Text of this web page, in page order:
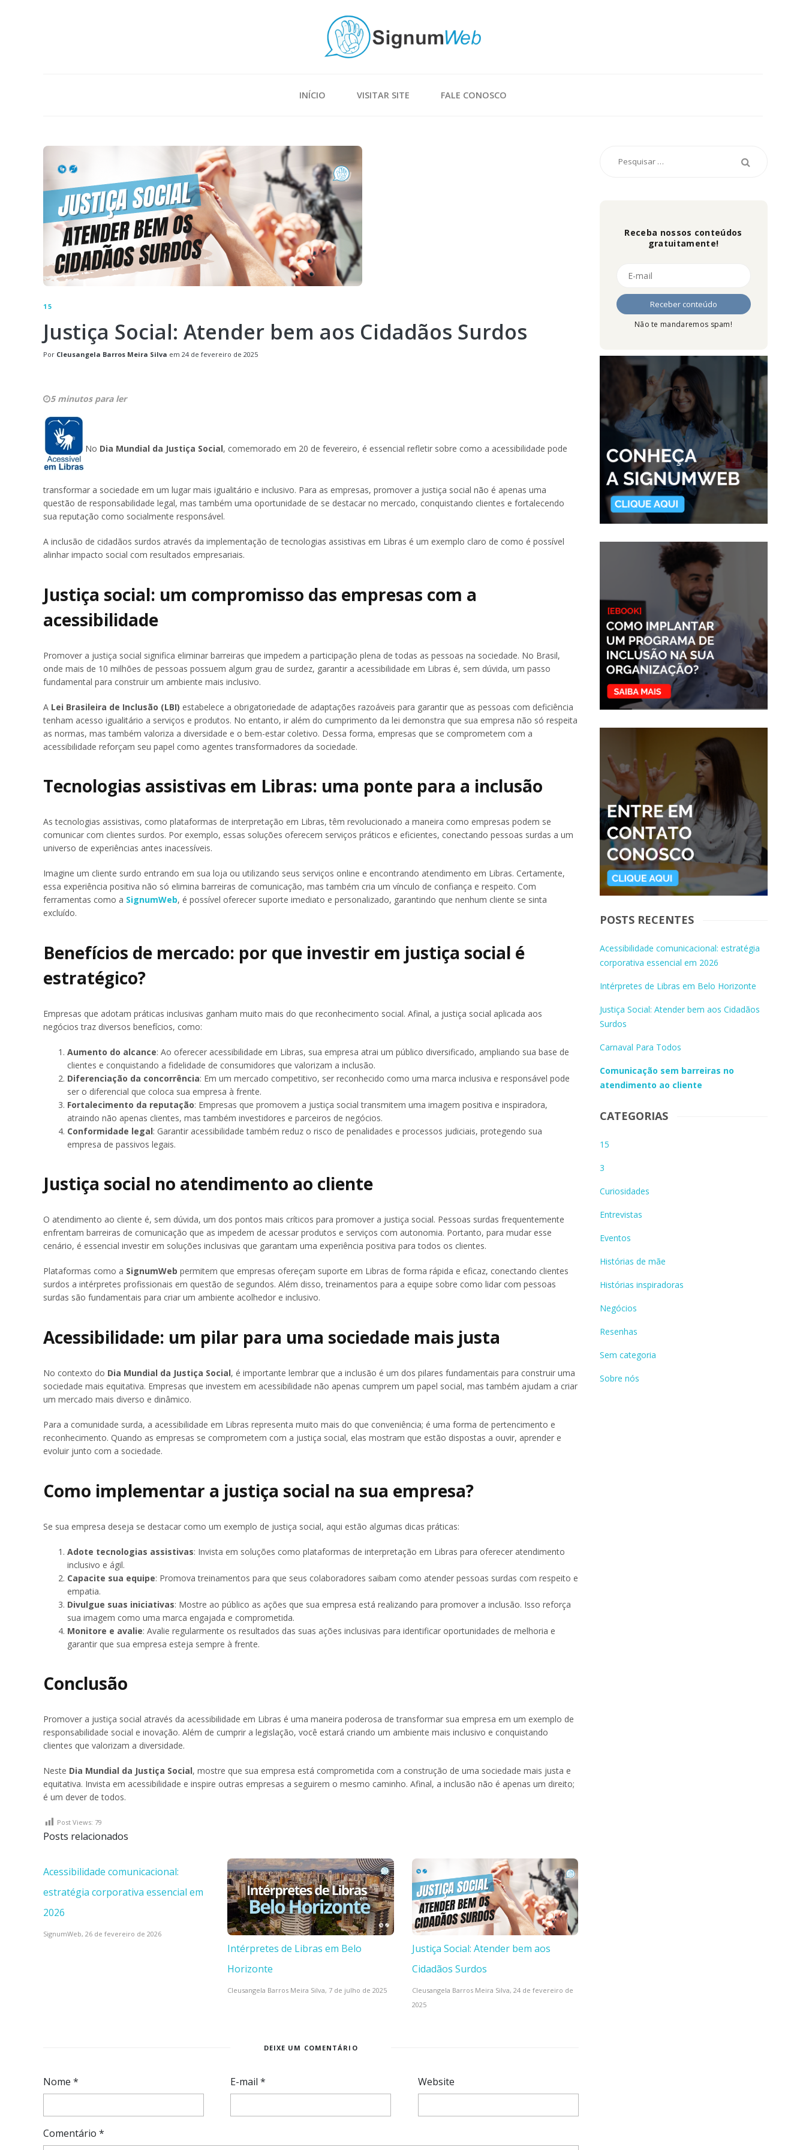
INÍCIO VISITAR SITE FALE CONOSCO
15
Justiça Social: Atender bem aos Cidadãos Surdos
Por Cleusangela Barros Meira Silva em 24 de fevereiro de 2025
5 minutos para ler
No Dia Mundial da Justiça Social, comemorado em 20 de fevereiro, é essencial refletir sobre como a acessibilidade pode
transformar a sociedade em um lugar mais igualitário e inclusivo. Para as empresas, promover a justiça social não é apenas uma
questão de responsabilidade legal, mas também uma oportunidade de se destacar no mercado, conquistando clientes e fortalecendo
sua reputação como socialmente responsável.
A inclusão de cidadãos surdos através da implementação de tecnologias assistivas em Libras é um exemplo claro de como é possível
alinhar impacto social com resultados empresariais.
Justiça social: um compromisso das empresas com a
acessibilidade
Promover a justiça social significa eliminar barreiras que impedem a participação plena de todas as pessoas na sociedade. No Brasil,
onde mais de 10 milhões de pessoas possuem algum grau de surdez, garantir a acessibilidade em Libras é, sem dúvida, um passo
fundamental para construir um ambiente mais inclusivo.
A Lei Brasileira de Inclusão (LBI) estabelece a obrigatoriedade de adaptações razoáveis para garantir que as pessoas com deficiência
tenham acesso igualitário a serviços e produtos. No entanto, ir além do cumprimento da lei demonstra que sua empresa não só respeita
as normas, mas também valoriza a diversidade e o bem-estar coletivo. Dessa forma, empresas que se comprometem com a
acessibilidade reforçam seu papel como agentes transformadores da sociedade.
Tecnologias assistivas em Libras: uma ponte para a inclusão
As tecnologias assistivas, como plataformas de interpretação em Libras, têm revolucionado a maneira como empresas podem se
comunicar com clientes surdos. Por exemplo, essas soluções oferecem serviços práticos e eficientes, conectando pessoas surdas a um
universo de experiências antes inacessíveis.
Imagine um cliente surdo entrando em sua loja ou utilizando seus serviços online e encontrando atendimento em Libras. Certamente,
essa experiência positiva não só elimina barreiras de comunicação, mas também cria um vínculo de confiança e respeito. Com
ferramentas como a SignumWeb, é possível oferecer suporte imediato e personalizado, garantindo que nenhum cliente se sinta
excluído.
Benefícios de mercado: por que investir em justiça social é
estratégico?
Empresas que adotam práticas inclusivas ganham muito mais do que reconhecimento social. Afinal, a justiça social aplicada aos
negócios traz diversos benefícios, como:
Aumento do alcance: Ao oferecer acessibilidade em Libras, sua empresa atrai um público diversificado, ampliando sua base de
clientes e conquistando a fidelidade de consumidores que valorizam a inclusão.
Diferenciação da concorrência: Em um mercado competitivo, ser reconhecido como uma marca inclusiva e responsável pode
ser o diferencial que coloca sua empresa à frente.
Fortalecimento da reputação: Empresas que promovem a justiça social transmitem uma imagem positiva e inspiradora,
atraindo não apenas clientes, mas também investidores e parceiros de negócios.
Conformidade legal: Garantir acessibilidade também reduz o risco de penalidades e processos judiciais, protegendo sua
empresa de passivos legais.
Justiça social no atendimento ao cliente
O atendimento ao cliente é, sem dúvida, um dos pontos mais críticos para promover a justiça social. Pessoas surdas frequentemente
enfrentam barreiras de comunicação que as impedem de acessar produtos e serviços com autonomia. Portanto, para mudar esse
cenário, é essencial investir em soluções inclusivas que garantam uma experiência positiva para todos os clientes.
Plataformas como a SignumWeb permitem que empresas ofereçam suporte em Libras de forma rápida e eficaz, conectando clientes
surdos a intérpretes profissionais em questão de segundos. Além disso, treinamentos para a equipe sobre como lidar com pessoas
surdas são fundamentais para criar um ambiente acolhedor e inclusivo.
Acessibilidade: um pilar para uma sociedade mais justa
No contexto do Dia Mundial da Justiça Social, é importante lembrar que a inclusão é um dos pilares fundamentais para construir uma
sociedade mais equitativa. Empresas que investem em acessibilidade não apenas cumprem um papel social, mas também ajudam a criar
um mercado mais diverso e dinâmico.
Para a comunidade surda, a acessibilidade em Libras representa muito mais do que conveniência; é uma forma de pertencimento e
reconhecimento. Quando as empresas se comprometem com a justiça social, elas mostram que estão dispostas a ouvir, aprender e
evoluir junto com a sociedade.
Como implementar a justiça social na sua empresa?
Se sua empresa deseja se destacar como um exemplo de justiça social, aqui estão algumas dicas práticas:
Adote tecnologias assistivas: Invista em soluções como plataformas de interpretação em Libras para oferecer atendimento
inclusivo e ágil.
Capacite sua equipe: Promova treinamentos para que seus colaboradores saibam como atender pessoas surdas com respeito e
empatia.
Divulgue suas iniciativas: Mostre ao público as ações que sua empresa está realizando para promover a inclusão. Isso reforça
sua imagem como uma marca engajada e comprometida.
Monitore e avalie: Avalie regularmente os resultados das suas ações inclusivas para identificar oportunidades de melhoria e
garantir que sua empresa esteja sempre à frente.
Conclusão
Promover a justiça social através da acessibilidade em Libras é uma maneira poderosa de transformar sua empresa em um exemplo de
responsabilidade social e inovação. Além de cumprir a legislação, você estará criando um ambiente mais inclusivo e conquistando
clientes que valorizam a diversidade.
Neste Dia Mundial da Justiça Social, mostre que sua empresa está comprometida com a construção de uma sociedade mais justa e
equitativa. Invista em acessibilidade e inspire outras empresas a seguirem o mesmo caminho. Afinal, a inclusão não é apenas um direito;
é um dever de todos.
Post Views: 79
Posts relacionados
Acessibilidade comunicacional:
estratégia corporativa essencial em
2026
SignumWeb, 26 de fevereiro de 2026
Intérpretes de Libras em Belo
Horizonte
Cleusangela Barros Meira Silva, 7 de julho de 2025
Justiça Social: Atender bem aos
Cidadãos Surdos
Cleusangela Barros Meira Silva, 24 de fevereiro de
2025
DEIXE UM COMENTÁRIO
Nome * E-mail* Website
Comentário *
Receba nossos conteúdos
gratuitamente!
Não te mandaremos spam!
POSTS RECENTES
Acessibilidade comunicacional: estratégia
corporativa essencial em 2026
Intérpretes de Libras em Belo Horizonte
Justiça Social: Atender bem aos Cidadãos
Surdos
Carnaval Para Todos
Comunicação sem barreiras no
atendimento ao cliente
CATEGORIAS
15
3
Curiosidades
Entrevistas
Eventos
Histórias de mãe
Histórias inspiradoras
Negócios
Resenhas
Sem categoria
Sobre nós